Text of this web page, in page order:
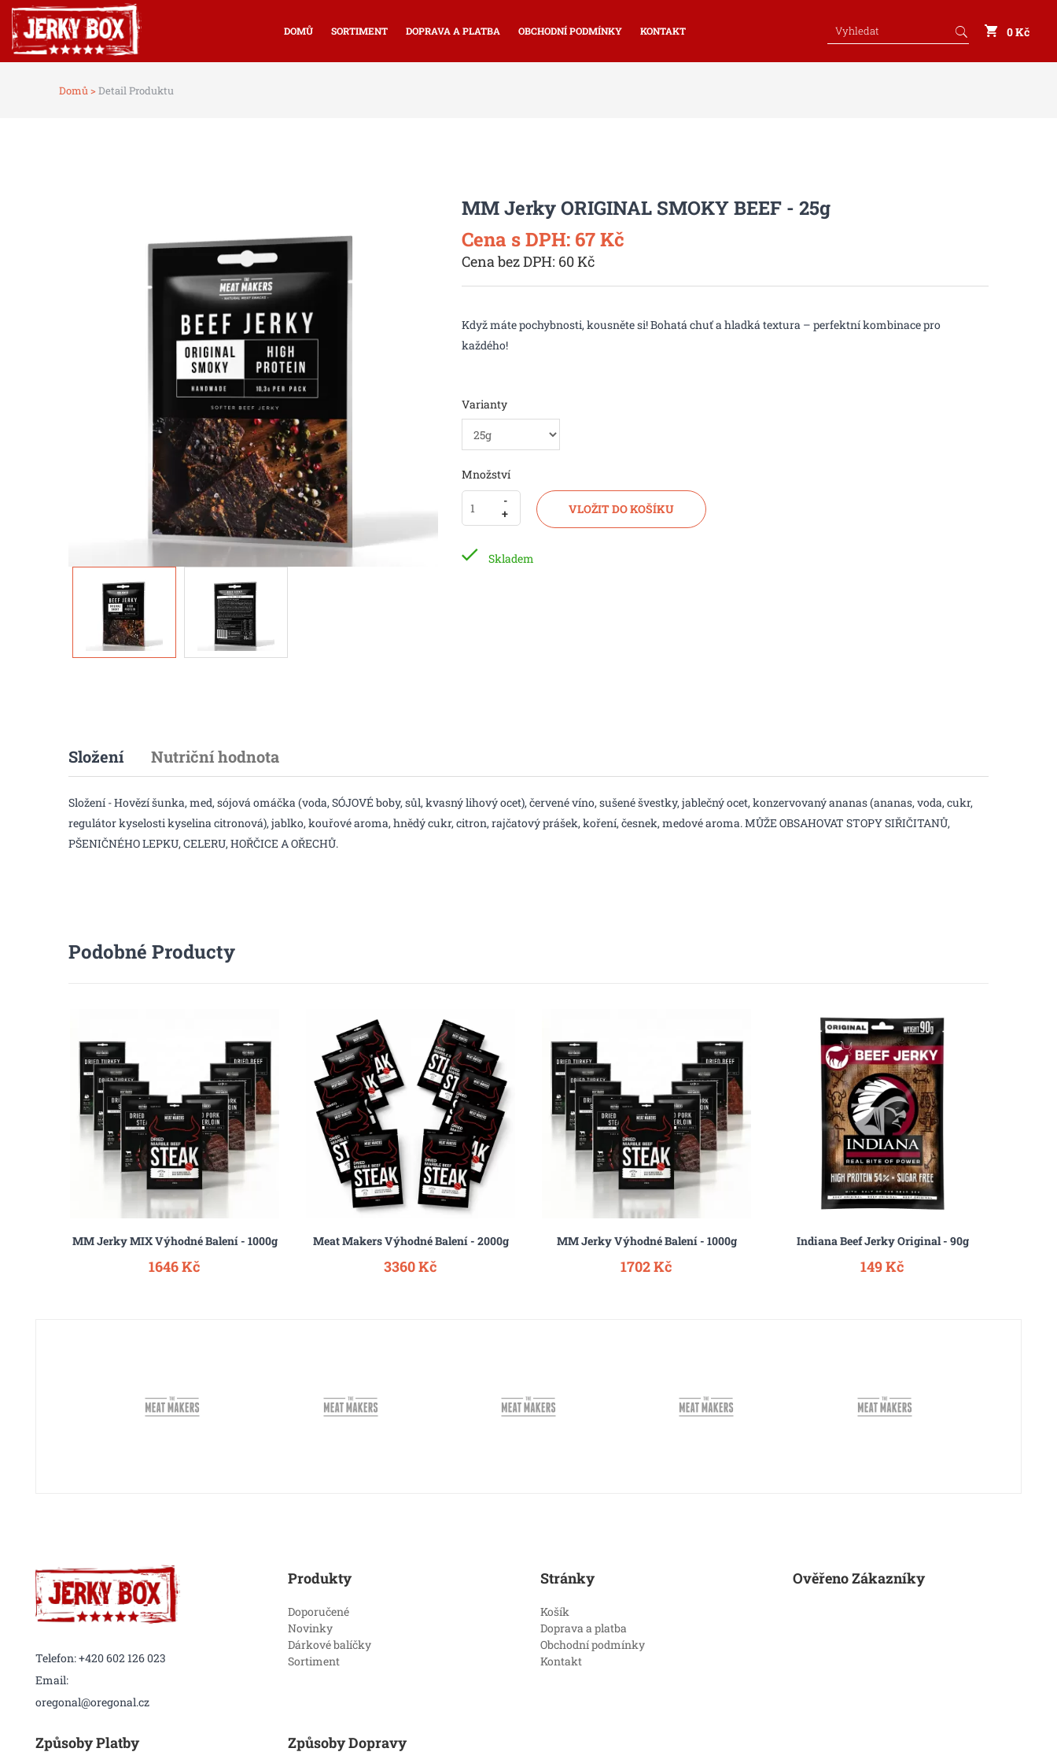
DOMŮ SORTIMENT DOPRAVA A PLATBA OBCHODNÍ PODMÍNKY KONTAKT 0 Kč
Domů >Detail Produktu
MM Jerky ORIGINAL SMOKY BEEF - 25g
Cena s DPH: 67 Kč
Cena bez DPH: 60 Kč
Když máte pochybnosti, kousněte si! Bohatá chuť a hladká textura – perfektní kombinace pro
každého!
Varianty
Množství
--
+
+ VLOŽIT DO KOŠÍKU
Skladem
Složení Nutriční hodnota
Složení - Hovězí šunka, med, sójová omáčka (voda, SÓJOVÉ boby, sůl, kvasný lihový ocet), červené víno, sušené švestky, jablečný ocet, konzervovaný ananas (ananas, voda, cukr,
regulátor kyselosti kyselina citronová), jablko, kouřové aroma, hnědý cukr, citron, rajčatový prášek, koření, česnek, medové aroma. MŮŽE OBSAHOVAT STOPY SIŘIČITANŮ,
PŠENIČNÉHO LEPKU, CELERU, HOŘČICE A OŘECHŮ.
Podobné Producty
MM Jerky MIX Výhodné Balení - 1000g
1646 Kč
Meat Makers Výhodné Balení - 2000g
3360 Kč
MM Jerky Výhodné Balení - 1000g
1702 Kč
Indiana Beef Jerky Original - 90g
149 Kč
Telefon: +420 602 126 023
Email:
oregonal@oregonal.cz
Produkty
Doporučené
Novinky
Dárkové balíčky
Sortiment
Stránky
Košík
Doprava a platba
Obchodní podmínky
Kontakt
Ověřeno Zákazníky
Způsoby Platby Způsoby Dopravy